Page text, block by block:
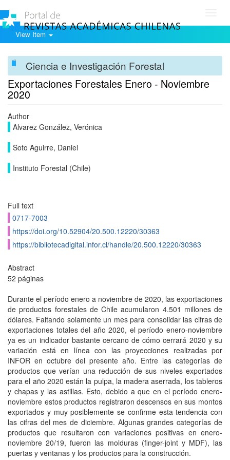
View Item
Ciencia e Investigación Forestal
Exportaciones Forestales Enero - Noviembre
2020
Author
Alvarez González, Verónica
Soto Aguirre, Daniel
Instituto Forestal (Chile)
Full text
0717-7003
https://doi.org/10.52904/20.500.12220/30363
https://bibliotecadigital.infor.cl/handle/20.500.12220/30363
Abstract
52 páginas
Durante el período enero a noviembre de 2020, las exportaciones
de productos forestales de Chile acumularon 4.501 millones de
dólares. Faltando solamente un mes para consolidar las cifras de
exportaciones totales del año 2020, el período enero-noviembre
ya es un indicador bastante cercano de cómo cerrará 2020 y su
variación está en línea con las proyecciones realizadas por
INFOR en octubre del presente año. Entre las categorías de
productos que verían una reducción de sus niveles exportados
para el año 2020 están la pulpa, la madera aserrada, los tableros
y chapas y las astillas. Esto, debido a que en el período enero-
noviembre estos productos registraron descensos en sus montos
exportados y muy posiblemente se confirme esta tendencia con
las cifras del mes de diciembre. Algunas grandes categorías de
productos que resultaron con variaciones positivas en enero-
noviembre 20/19, fueron las molduras (finger-joint y MDF), las
puertas y ventanas y los productos para la construcción.